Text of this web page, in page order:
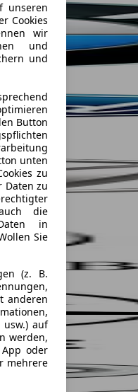
unseren
Cookies
wir
und
und
Button
unten
zu
Daten zu
die
in
Sie
(z. B.
anderen
usw.) auf
werden,
oder
mehrere